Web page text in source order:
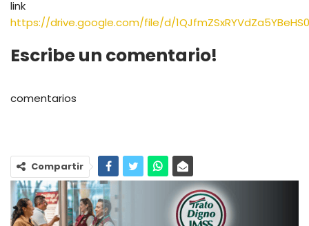
link
https://drive.google.com/file/d/
Escribe un comentario!
comentarios
Compartir